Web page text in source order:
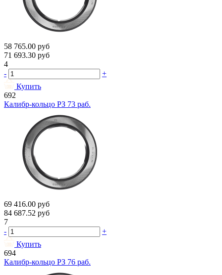
58 765.00 руб
71 693.30 руб
4
-
+
Купить
692
Калибр-кольцо РЗ 73 раб.
69 416.00 руб
84 687.52 руб
7
-
+
Купить
694
Калибр-кольцо РЗ 76 раб.